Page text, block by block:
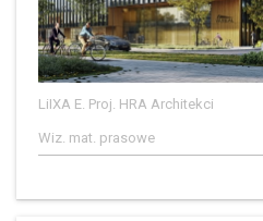
LiIXA E. Proj. HRA Architekci
Wiz. mat. prasowe